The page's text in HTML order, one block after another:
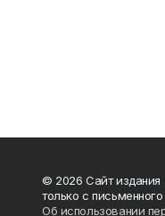
© 2026 Сайт издания
только с
Об использовании